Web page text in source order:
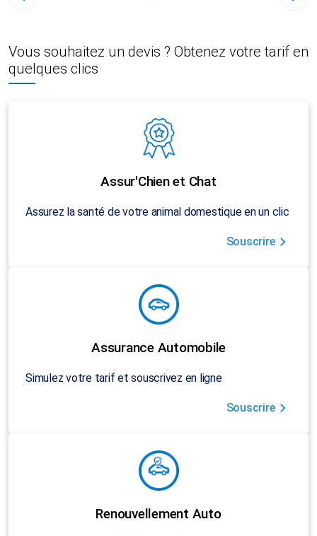
Vous souhaitez un devis ? Obtenez votre tarif en
quelques clics
Assur'Chien et Chat
Assurez la santé de votre animal domestique en un clic
Souscrire
Assurance Automobile
Simulez votre tarif et souscrivez en ligne
Souscrire
Renouvellement Auto